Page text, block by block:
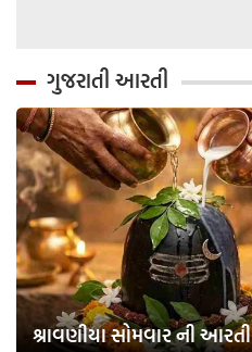
ગુજરાતી આરતી
શ્રાવણીયા સોમવાર ની આરતી